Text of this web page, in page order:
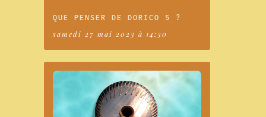
QUE PENSER DE DORICO 5 ?
samedi 27 mai 2023 à 14:30